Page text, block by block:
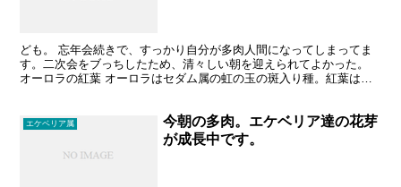
ども。 忘年会続きで、すっかり自分が多肉人間になってしまってま
す。二次会をブっちしたため、清々しい朝を迎えられてよかった。
オーロラの紅葉 オーロラはセダム属の虹の玉の斑入り種。紅葉はほ
エケベリア属
今朝の多肉。エケベリア達の花芽
が成長中です。